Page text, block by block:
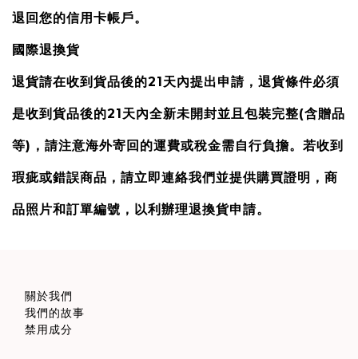
退回您的信用卡帳戶。
國際退換貨
退貨請在收到貨品後的21天內提出申請，退貨條件必須
是收到貨品後的21天內全新未開封並且包裝完整(含贈品
等)，請注意海外寄回的運費或稅金需自行負擔。若收到
瑕疵或錯誤商品，請立即連絡我們並提供購買證明，商
品照片和訂單編號， 以利辦理退換貨申請。
關於我們
我們的故事
禁用成分